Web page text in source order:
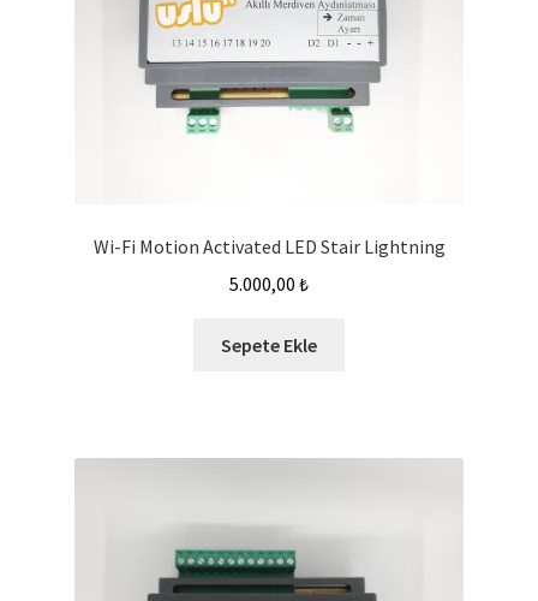
Wi-Fi Motion Activated LED Stair Lightning
5.000,00 ₺
Sepete Ekle